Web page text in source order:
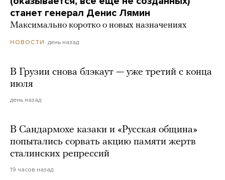
станет генерал Денис Лямин
Максимально коротко о новых назначениях
НОВОСТИ день назад
В Грузии снова блэкаут — уже третий с конца
июля
день назад
В Сандармохе казаки и «Русская община»
попытались сорвать акцию памяти жертв
сталинских репрессий
19 часов назад